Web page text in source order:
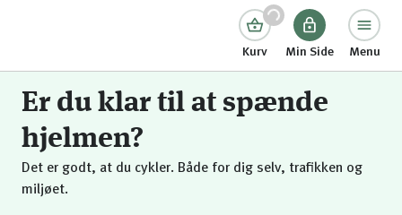
Kurv Min Side Menu
Er du klar til at spænde
hjelmen?
Det er godt, at du cykler. Både for dig selv, trafikken og
miljøet.